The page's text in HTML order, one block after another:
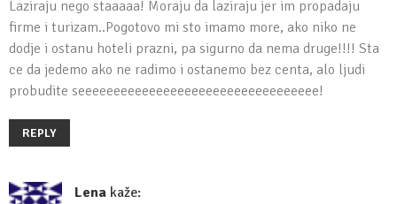
Laziraju nego staaaaa! Moraju da laziraju jer im propadaju
firme i turizam..Pogotovo mi sto imamo more, ako niko ne
dodje i ostanu hoteli prazni, pa sigurno da nema druge!!!! Sta
ce da jedemo ako ne radimo i ostanemo bez centa, alo ljudi
probudite seeeeeeeeeeeeeeeeeeeeeeeeeeeeeeeeee!
REPLY
Lena kaže: